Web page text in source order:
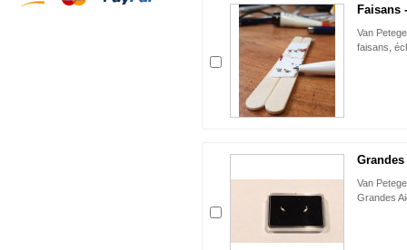
Faisans
Van
faisans,
Van
Grandes